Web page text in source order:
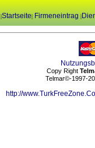
|Startseite| Firmeneintrag |
Copy Right
Telmar©-1997-
http://